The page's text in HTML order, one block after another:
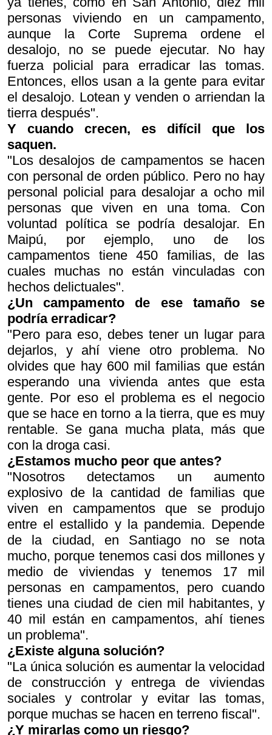
personas viviendo en un campamento,
aunque la Corte Suprema ordene el
desalojo, no se puede ejecutar. No hay
fuerza policial para erradicar las tomas.
Entonces, ellos usan a la gente para evitar
el desalojo. Lotean y venden o arriendan la
tierra después".
Y cuando crecen, es difícil que los
saquen.
"Los desalojos de campamentos se hacen
con personal de orden público. Pero no hay
personal policial para desalojar a ocho mil
personas que viven en una toma. Con
voluntad política se podría desalojar. En
Maipú, por ejemplo, uno de los
campamentos tiene 450 familias, de las
cuales muchas no están vinculadas con
hechos delictuales".
¿Un campamento de ese tamaño se
podría erradicar?
"Pero para eso, debes tener un lugar para
dejarlos, y ahí viene otro problema. No
olvides que hay 600 mil familias que están
esperando una vivienda antes que esta
gente. Por eso el problema es el negocio
que se hace en torno a la tierra, que es muy
rentable. Se gana mucha plata, más que
con la droga casi.
¿Estamos mucho peor que antes?
"Nosotros detectamos un aumento
explosivo de la cantidad de familias que
viven en campamentos que se produjo
entre el estallido y la pandemia. Depende
de la ciudad, en Santiago no se nota
mucho, porque tenemos casi dos millones y
medio de viviendas y tenemos 17 mil
personas en campamentos, pero cuando
tienes una ciudad de cien mil habitantes, y
40 mil están en campamentos, ahí tienes
un problema".
¿Existe alguna solución?
"La única solución es aumentar la velocidad
de construcción y entrega de viviendas
sociales y controlar y evitar las tomas,
porque muchas se hacen en terreno fiscal".
¿Y mirarlas como un riesgo?